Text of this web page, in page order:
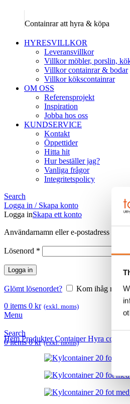
Containrar att hyra & köpa
HYRESVILLKOR
Leveransvillkor
Villkor möbler, porslin,
Villkor containrar & bodar
Villkor kökscontainrar
OM OSS
Referensprojekt
Inspiration
Jobba hos oss
KUNDSERVICE
Kontakt
Öppettider
Hitta hit
Hur beställer jag?
Vanliga frågor
Integritetspolicy
Search
Logga in / Skapa konto
Logga inSkapa ett konto
Användarnamn eller e-postadress
Lösenord *
Logga in
Glömt lösenordet?
Kom ihåg mig
0 items 0 kr (exkl. moms)
Menu
Search
0items 0kr (exkl. moms)
HemProdukterContainerHyra